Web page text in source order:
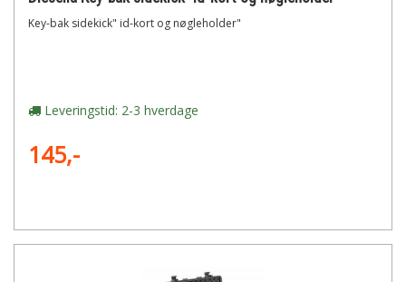
Key-bak sidekick" id-kort og nøgleholder"
Leveringstid: 2-3 hverdage
145,-